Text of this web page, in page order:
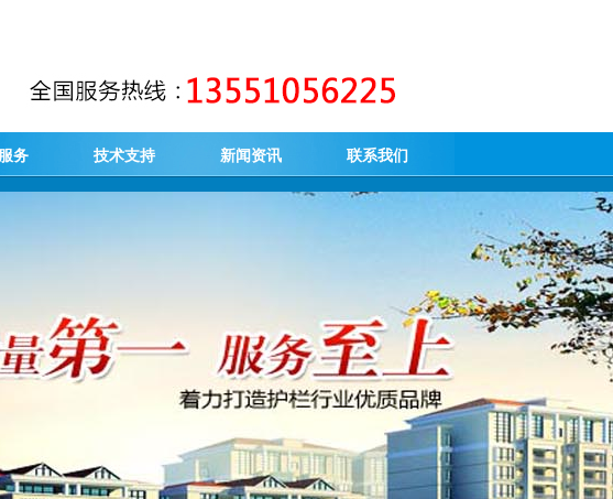
务 技术支持 新闻资讯 联系我们